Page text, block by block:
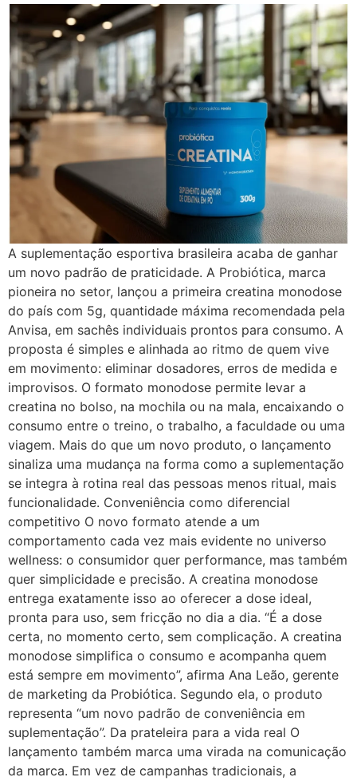
A suplementação esportiva brasileira acaba de ganhar
um novo padrão de praticidade. A Probiótica, marca
pioneira no setor, lançou a primeira creatina monodose
do país com 5g, quantidade máxima recomendada pela
Anvisa, em sachês individuais prontos para consumo. A
proposta é simples e alinhada ao ritmo de quem vive
em movimento: eliminar dosadores, erros de medida e
improvisos. O formato monodose permite levar a
creatina no bolso, na mochila ou na mala, encaixando o
consumo entre o treino, o trabalho, a faculdade ou uma
viagem. Mais do que um novo produto, o lançamento
sinaliza uma mudança na forma como a suplementação
se integra à rotina real das pessoas menos ritual, mais
funcionalidade. Conveniência como diferencial
competitivo O novo formato atende a um
comportamento cada vez mais evidente no universo
wellness: o consumidor quer performance, mas também
quer simplicidade e precisão. A creatina monodose
entrega exatamente isso ao oferecer a dose ideal,
pronta para uso, sem fricção no dia a dia. “É a dose
certa, no momento certo, sem complicação. A creatina
monodose simplifica o consumo e acompanha quem
está sempre em movimento”, afirma Ana Leão, gerente
de marketing da Probiótica. Segundo ela, o produto
representa “um novo padrão de conveniência em
suplementação”. Da prateleira para a vida real O
lançamento também marca uma virada na comunicação
da marca. Em vez de campanhas tradicionais, a